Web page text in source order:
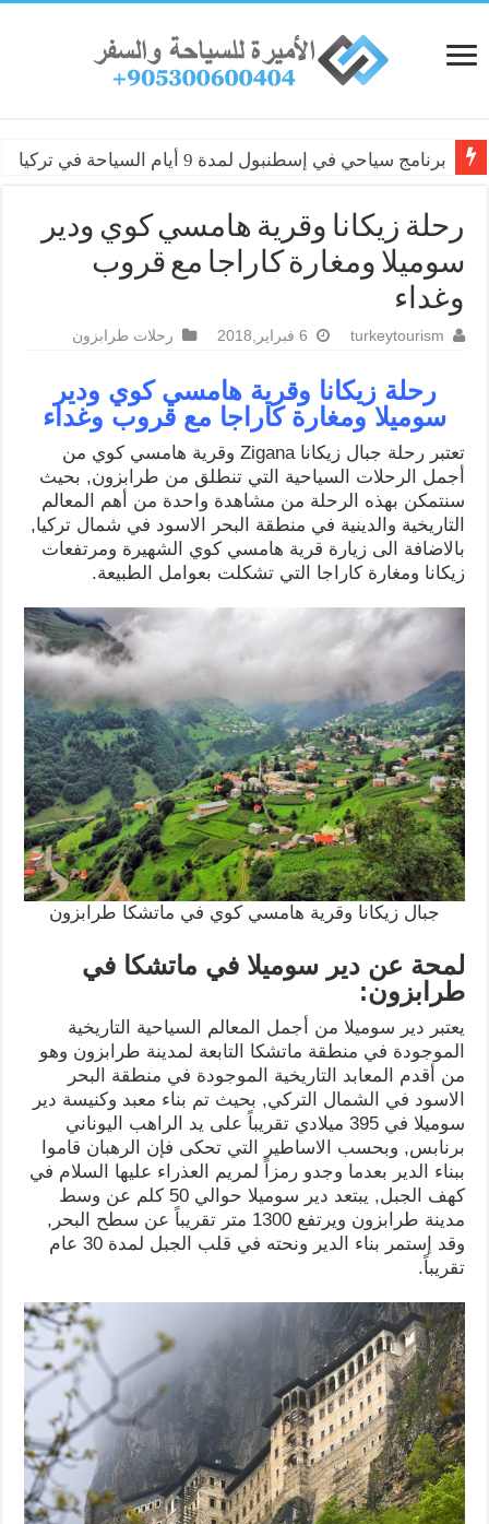
برنامج سياحي في إسطنبول لمدة 9 أيام السياحة في تركيا
رحلة زيكانا وقرية هامسي كوي ودير
سوميلا ومغارة كاراجا مع قروب
وغداء
turkeytourism 6 فبراير,2018 رحلات طرابزون
رحلة زيكانا وقرية هامسي كوي ودير
سوميلا ومغارة كاراجا مع قروب وغداء
تعتبر رحلة جبال زيكانا Zigana وقرية هامسي كوي من
أجمل الرحلات السياحية التي تنطلق من طرابزون, بحيث
سنتمكن بهذه الرحلة من مشاهدة واحدة من أهم المعالم
التاريخية والدينية في منطقة البحر الاسود في شمال تركيا,
بالاضافة الى زيارة قرية هامسي كوي الشهيرة ومرتفعات
زيكانا ومغارة كاراجا التي تشكلت بعوامل الطبيعة.
جبال زيكانا وقرية هامسي كوي في ماتشكا طرابزون
لمحة عن دير سوميلا في ماتشكا في
طرابزون:
يعتبر دير سوميلا من أجمل المعالم السياحية التاريخية
الموجودة في منطقة ماتشكا التابعة لمدينة طرابزون وهو
من أقدم المعابد التاريخية الموجودة في منطقة البحر
الاسود في الشمال التركي, بحيث تم بناء معبد وكنيسة دير
سوميلا في 395 ميلادي تقريباً على يد الراهب اليوناني
برنابس, وبحسب الاساطير التي تحكى فإن الرهبان قاموا
ببناء الدير بعدما وجدو رمزاً لمريم العذراء عليها السلام في
كهف الجبل, يبتعد دير سوميلا حوالي 50 كلم عن وسط
مدينة طرابزون ويرتفع 1300 متر تقريباً عن سطح البحر,
وقد إستمر بناء الدير ونحته في قلب الجبل لمدة 30 عام
تقريباً.